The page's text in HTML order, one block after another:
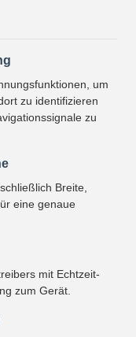
um
zu identifizieren
zu
Breite,
eine genaue
mit Echtzeit-
zum Gerät.